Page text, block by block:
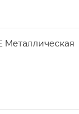
Металлическая